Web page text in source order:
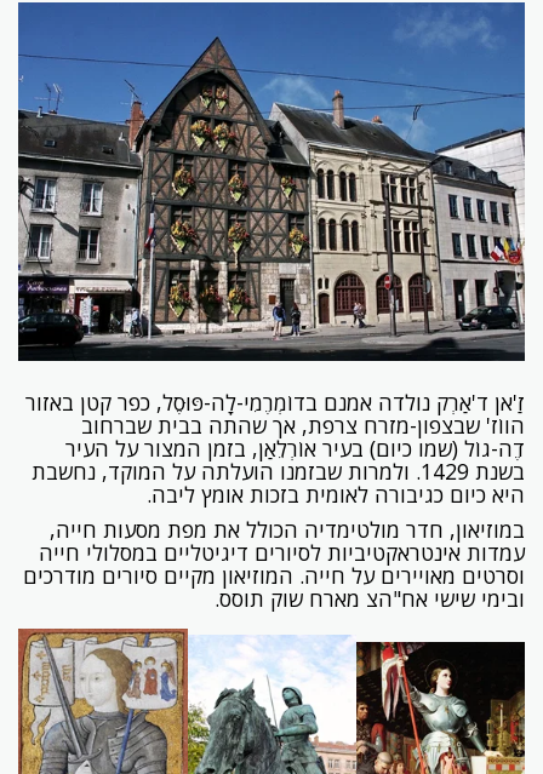
זַ'אן ד'אַרְק נולדה אמנם בדוֹמְרֶמִי-לָה-פּוּסֶל, כפר קטן באזור
הווֹז' שבצפון-מזרח צרפת, אך שהתה בבית שברחוב
דֶה-גוֹל (שמו כיום) בעיר אוֹרְלֵאַן, בזמן המצור על העיר
בשנת 1429. ולמרות שבזמנו הועלתה על המוקד, נחשבת
היא כיום כגיבורה לאומית בזכות אומץ ליבה.
במוזיאון, חדר מולטימדיה הכולל את מפת מסעות חייה,
עמדות אינטראקטיביות לסיורים דיגיטליים במסלולי חייה
וסרטים מאויירים על חייה. המוזיאון מקיים סיורים מודרכים
ובימי שישי אח"הצ מארח שוק תוסס.